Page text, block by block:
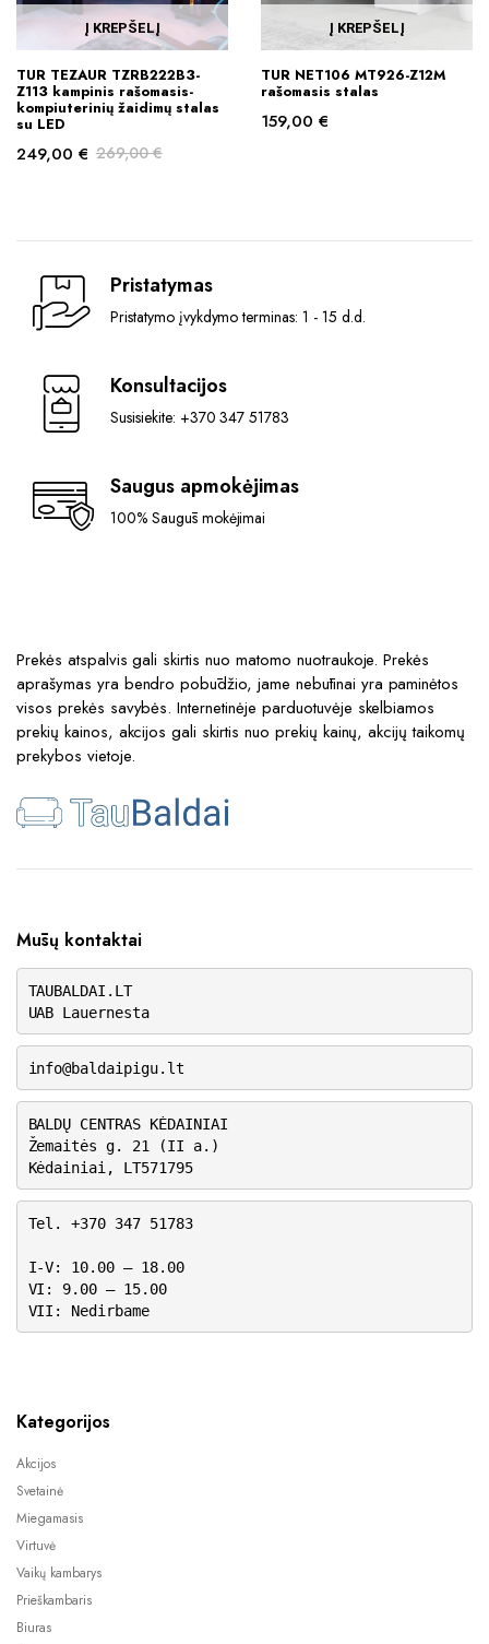
Į KREPŠELĮ
TUR TEZAUR TZRB222B3-
Z113 kampinis rašomasis-
kompiuterinių žaidimų stalas
su LED
269,00€
269,00 €.
249,00 €
249,00 €.
Į KREPŠELĮ
TUR NET106 MT926-Z12M
rašomasis stalas
159,00 €
Pristatymas
Pristatymo įvykdymo terminas: 1 - 15 d.d.
Konsultacijos
Susisiekite: +370 347 51783
Saugus apmokėjimas
100% Saugūs mokėjimai
Prekės atspalvis gali skirtis nuo matomo nuotraukoje. Prekės
aprašymas yra bendro pobūdžio, jame nebūtinai yra paminėtos
visos prekės savybės. Internetinėje parduotuvėje skelbiamos
prekių kainos, akcijos gali skirtis nuo prekių kainų, akcijų taikomų
prekybos vietoje.
Mūsų kontaktai
TAUBALDAI.LT
UAB Lauernesta
info@baldaipigu.lt
BALDŲ CENTRAS KĖDAINIAI
Žemaitės g. 21 (II a.)
Kėdainiai, LT571795
Tel. +370 347 51783
I-V: 10.00 – 18.00
VI: 9.00 – 15.00
VII: Nedirbame
Kategorijos
Akcijos
Svetainė
Miegamasis
Virtuvė
Vaikų kambarys
Prieškambaris
Biuras